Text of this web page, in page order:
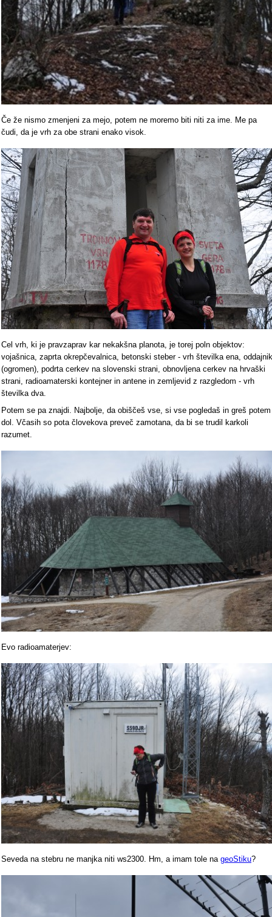
Če že nismo zmenjeni za mejo, potem ne moremo biti niti za ime. Me pa
čudi, da je vrh za obe strani enako visok.
Cel vrh, ki je pravzaprav kar nekakšna planota, je torej poln objektov:
vojašnica, zaprta okrepčevalnica, betonski steber - vrh številka ena, oddajnik
(ogromen), podrta cerkev na slovenski strani, obnovljena cerkev na hrvaški
strani, radioamaterski kontejner in antene in zemljevid z razgledom - vrh
številka dva.
Potem se pa znajdi. Najbolje, da obiščeš vse, si vse pogledaš in greš potem
dol. Včasih so pota človekova preveč zamotana, da bi se trudil karkoli
razumet.
Evo radioamaterjev:
Seveda na stebru ne manjka niti ws2300. Hm, a imam tole na geoStiku?